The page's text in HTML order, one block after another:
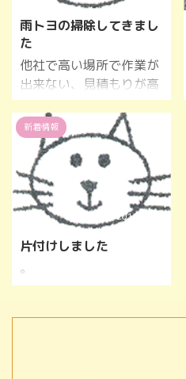
雨トヨの掃除してきまし
た
他社で高い場所で作業が
出来ない、見積もりが高
い。そんなときには格安
で価格でお仕事お受けし
ますのでお気軽に連絡く
ださい。
新着情報
2016/12/4
片付けしました
。